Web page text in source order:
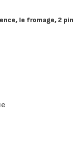
le fromage, 2